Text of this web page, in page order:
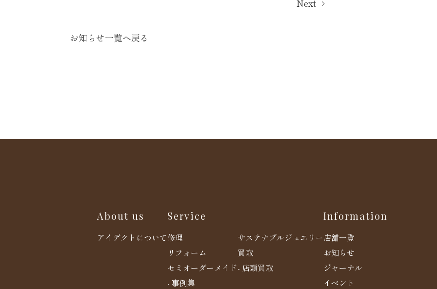
Next
お知らせ一覧へ戻る
About us
アイデクトについて
Service
修理
リフォーム
セミオーダーメイド
- 事例集
サステナブルジュエリー
買取
- 店頭買取
Information
店舗一覧
お知らせ
ジャーナル
イベント